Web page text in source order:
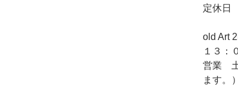
定休日
old Art
１３：
営業 土
ます。）